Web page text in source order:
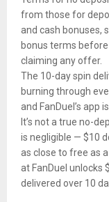
from those for
and cash bonuses,
bonus terms before
claiming any offer.
The 10-day spin
burning through
and FanDuel’s app
It’s not a true no-
is negligible — $10
as close to free as
at FanDuel unlocks
delivered over 10